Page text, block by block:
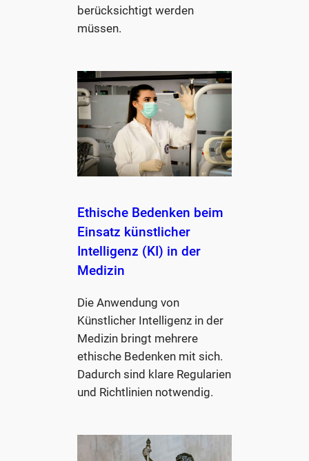
berücksichtigt werden
müssen.
Ethische Bedenken beim
Einsatz künstlicher
Intelligenz (KI) in der
Medizin
Die Anwendung von
Künstlicher Intelligenz in der
Medizin bringt mehrere
ethische Bedenken mit sich.
Dadurch sind klare Regularien
und Richtlinien notwendig.